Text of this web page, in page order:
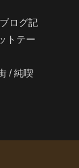
ブログ記
トテー
/ 純喫